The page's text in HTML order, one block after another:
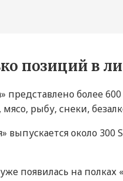
позиций в
более
рыбу, снеки,
около 300
появилась на полках